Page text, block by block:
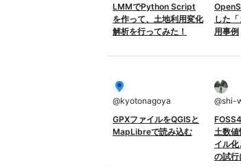
LMMでPython Script
を作って、土地利用変化
解析を行ってみた！
した
用事例
@kyotonagoya
GPXファイルをQGISと
MapLibreで読み込む
@shi-
土数値
イル
の試行